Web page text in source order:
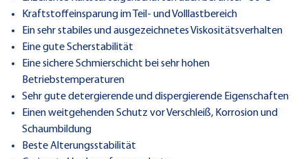
Kraftstoffeinsparung im Teil- und Volllastbereich
Ein sehr stabiles und ausgezeichnetes Viskositätsverhalten
Eine gute Scherstabilität
Eine sichere Schmierschicht bei sehr hohen
Betriebstemperaturen
Sehr gute detergierende und dispergierende Eigenschaften
Einen weitgehenden Schutz vor Verschleiß, Korrosion und
Schaumbildung
Beste Alterungsstabilität